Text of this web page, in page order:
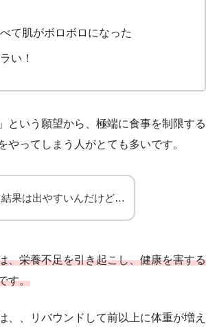
て肌がボロボロになった
い！
という願望から、極端に食事を制限する
やってしまう人がとても多いです。
果は出やすいんだけど…
、栄養不足を引き起こし、健康を害する
す。
、、リバウンドして前以上に体重が増え